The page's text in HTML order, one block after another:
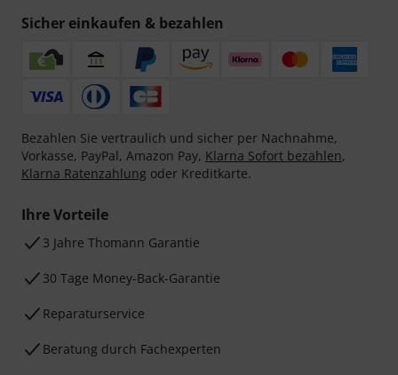
Sicher einkaufen & bezahlen
Bezahlen Sie vertraulich und sicher per Nachnahme,
Vorkasse, PayPal, Amazon Pay, Klarna Sofort bezahlen,
Klarna Ratenzahlung oder Kreditkarte.
Ihre Vorteile
3 Jahre Thomann Garantie
30 Tage Money-Back-Garantie
Reparaturservice
Beratung durch Fachexperten